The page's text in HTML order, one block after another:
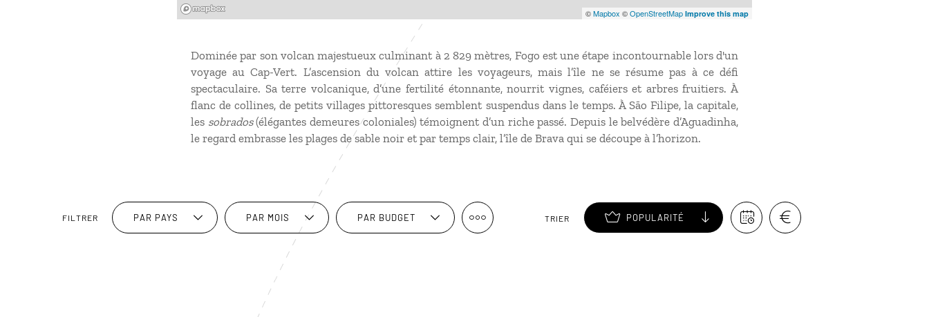
©Mapbox ©OpenStreetMap Improve this map
Dominée par son volcan majestueux culminant à 2 829 mètres, Fogo est une étape incontournable lors d'un
voyage au Cap-Vert. L’ascension du volcan attire les voyageurs, mais l’île ne se résume pas à ce défi
spectaculaire. Sa terre volcanique, d’une fertilité étonnante, nourrit vignes, caféiers et arbres fruitiers. À
flanc de collines, de petits villages pittoresques semblent suspendus dans le temps. À São Filipe, la capitale,
les sobrados(élégantes demeures coloniales) témoignent d’un riche passé. Depuis le belvédère d’Aguadinha,
le regard embrasse les plages de sable noir et par temps clair, l’île de Brava qui se découpe à l’horizon.
FILTRER PAR PAYS PAR MOIS PAR BUDGET TRIER POPULARITÉ